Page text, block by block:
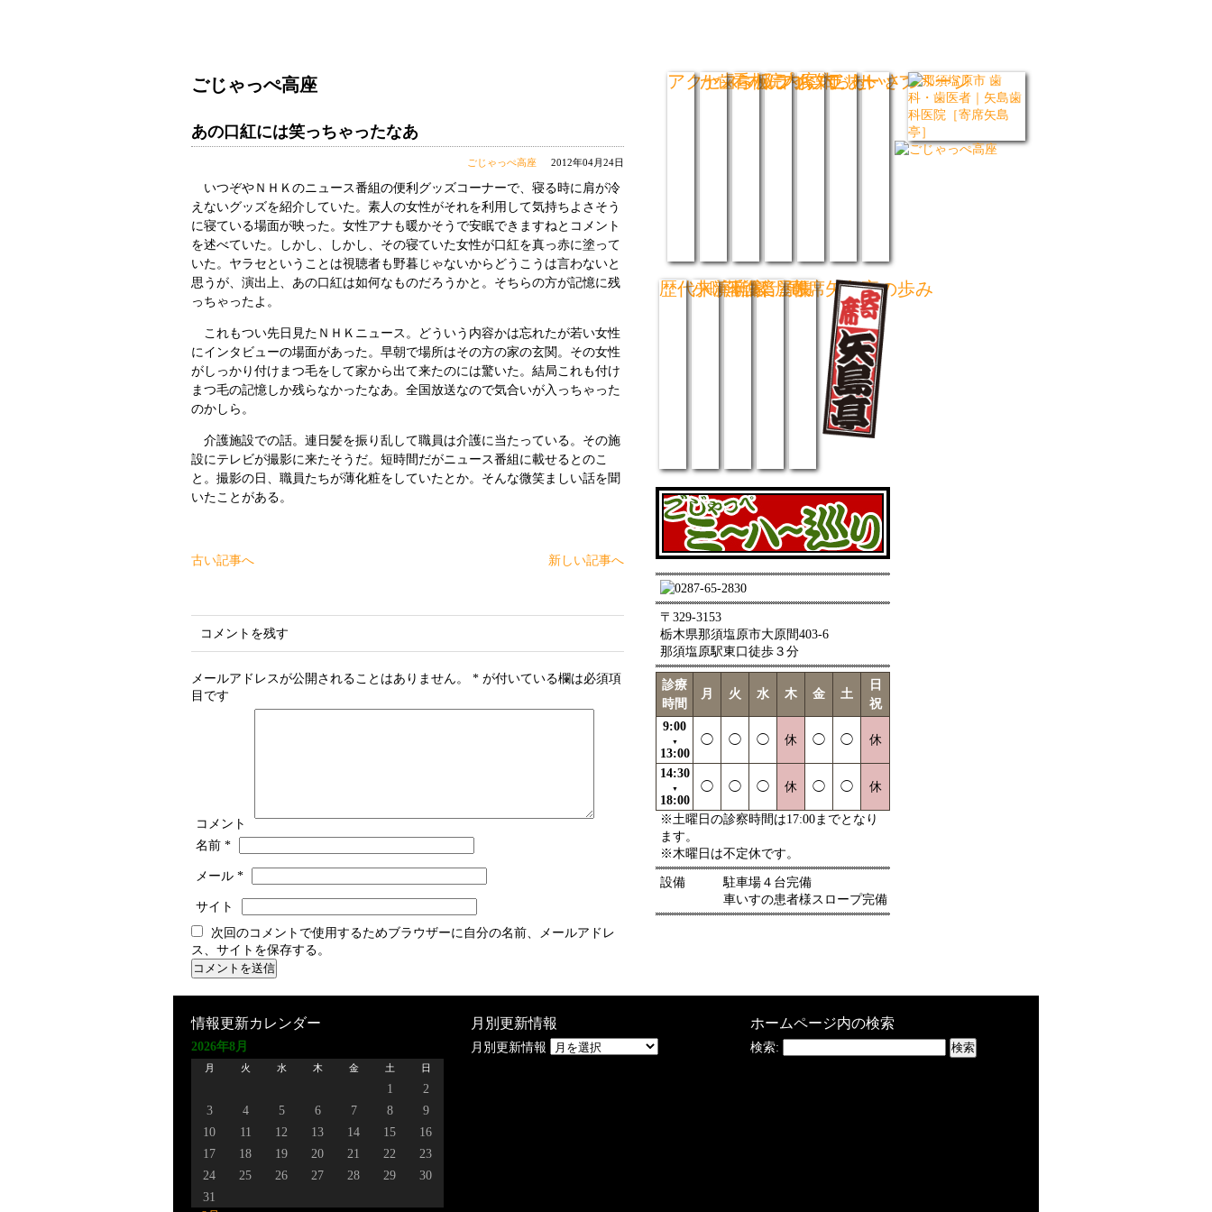
トップページ
ごあいさつ
お知らせ
院内案内
看板について
か歯ら板ライブラリー
アクセスマップ
寄席矢島亭の歩み
楽屋帳
落語音源集
小噺千集
歴代来演噺家
〒329-3153
栃木県那須塩原市大原間403-6
那須塩原駅東口徒歩３分
診療
時間
月 火 水 木 金 土
日
祝
9:00
▼
13:00
◯ ◯ ◯ 休 ◯ ◯ 休
14:30
▼
18:00
◯ ◯ ◯ 休 ◯ ◯ 休
※土曜日の診察時間は17:00までとなり
ます。
※木曜日は不定休です。
設備
駐車場４台完備
車いすの患者様スロープ完備
ごじゃっぺ高座
あの口紅には笑っちゃったなあ
2012年04月24日
ごじゃっぺ高座
いつぞやＮＨＫのニュース番組の便利グッズコーナーで、寝る時に肩が冷
えないグッズを紹介していた。素人の女性がそれを利用して気持ちよさそう
に寝ている場面が映った。女性アナも暖かそうで安眠できますねとコメント
を述べていた。しかし、しかし、その寝ていた女性が口紅を真っ赤に塗って
いた。ヤラセということは視聴者も野暮じゃないからどうこうは言わないと
思うが、演出上、あの口紅は如何なものだろうかと。そちらの方が記憶に残
っちゃったよ。
これもつい先日見たＮＨＫニュース。どういう内容かは忘れたが若い女性
にインタビューの場面があった。早朝で場所はその方の家の玄関。その女性
がしっかり付けまつ毛をして家から出て来たのには驚いた。結局これも付け
まつ毛の記憶しか残らなかったなあ。全国放送なので気合いが入っちゃった
のかしら。
介護施設での話。連日髪を振り乱して職員は介護に当たっている。その施
設にテレビが撮影に来たそうだ。短時間だがニュース番組に載せるとのこ
と。撮影の日、職員たちが薄化粧をしていたとか。そんな微笑ましい話を聞
いたことがある。
古い記事へ 新しい記事へ
コメントを残す
メールアドレスが公開されることはありません。 * が付いている欄は必須項
目です
コメント
名前 *
メール *
サイト
次回のコメントで使用するためブラウザーに自分の名前、メールアドレ
ス、サイトを保存する。
情報更新カレンダー
2026年8月
月 火 水 木 金 土 日
1
2
3
4 5 6 7 8
9
10
11 12 13 14 15
16
17
18 19 20 21 22
23
24
25 26 27 28 29
30
31
月別更新情報
月別更新情報
ホームページ内の検索
検索: